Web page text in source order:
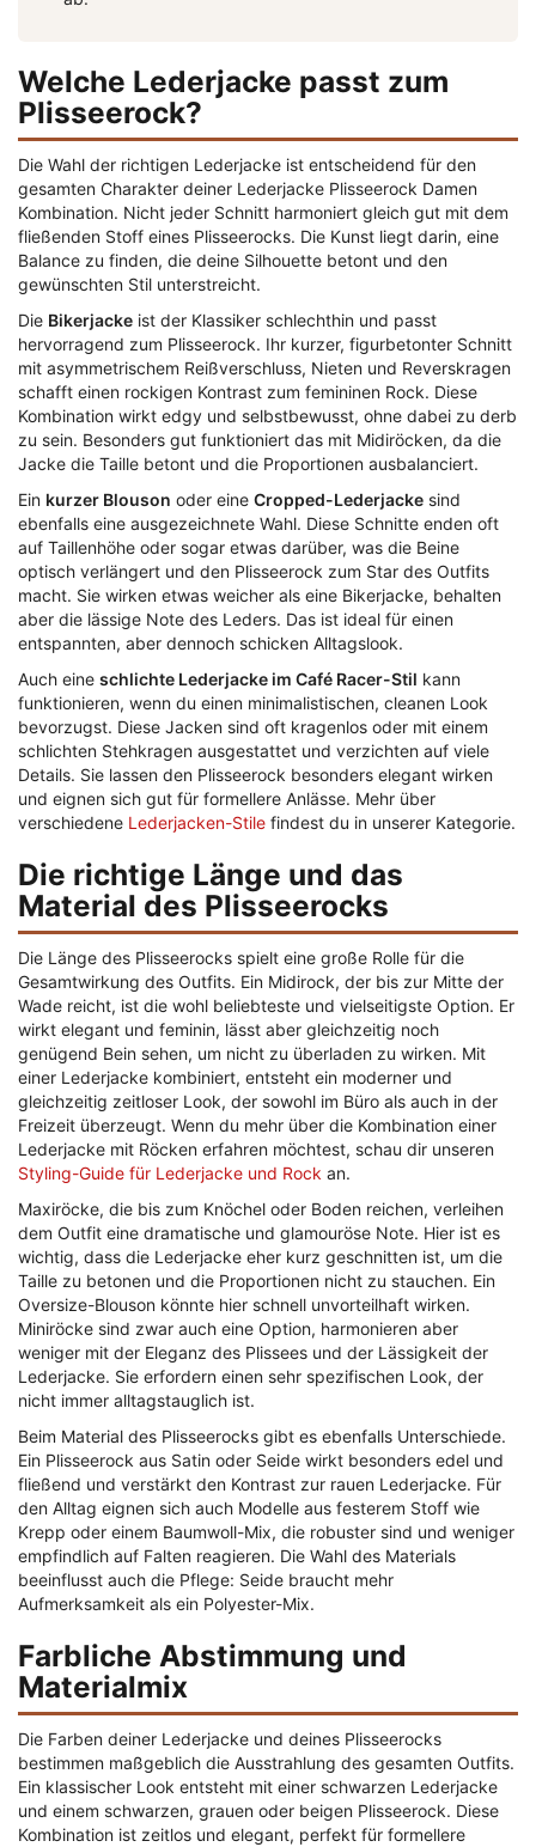
Welche Lederjacke passt zum
Plisseerock?
Die Wahl der richtigen Lederjacke ist entscheidend für den
gesamten Charakter deiner Lederjacke Plisseerock Damen
Kombination. Nicht jeder Schnitt harmoniert gleich gut mit dem
fließenden Stoff eines Plisseerocks. Die Kunst liegt darin, eine
Balance zu finden, die deine Silhouette betont und den
gewünschten Stil unterstreicht.
Die Bikerjacke ist der Klassiker schlechthin und passt
hervorragend zum Plisseerock. Ihr kurzer, figurbetonter Schnitt
mit asymmetrischem Reißverschluss, Nieten und Reverskragen
schafft einen rockigen Kontrast zum femininen Rock. Diese
Kombination wirkt edgy und selbstbewusst, ohne dabei zu derb
zu sein. Besonders gut funktioniert das mit Midiröcken, da die
Jacke die Taille betont und die Proportionen ausbalanciert.
Ein kurzer Blouson oder eine Cropped-Lederjacke sind
ebenfalls eine ausgezeichnete Wahl. Diese Schnitte enden oft
auf Taillenhöhe oder sogar etwas darüber, was die Beine
optisch verlängert und den Plisseerock zum Star des Outfits
macht. Sie wirken etwas weicher als eine Bikerjacke, behalten
aber die lässige Note des Leders. Das ist ideal für einen
entspannten, aber dennoch schicken Alltagslook.
Auch eine schlichte Lederjacke im Café Racer-Stil kann
funktionieren, wenn du einen minimalistischen, cleanen Look
bevorzugst. Diese Jacken sind oft kragenlos oder mit einem
schlichten Stehkragen ausgestattet und verzichten auf viele
Details. Sie lassen den Plisseerock besonders elegant wirken
und eignen sich gut für formellere Anlässe. Mehr über
verschiedene Lederjacken-Stile findest du in unserer Kategorie.
Die richtige Länge und das
Material des Plisseerocks
Die Länge des Plisseerocks spielt eine große Rolle für die
Gesamtwirkung des Outfits. Ein Midirock, der bis zur Mitte der
Wade reicht, ist die wohl beliebteste und vielseitigste Option. Er
wirkt elegant und feminin, lässt aber gleichzeitig noch
genügend Bein sehen, um nicht zu überladen zu wirken. Mit
einer Lederjacke kombiniert, entsteht ein moderner und
gleichzeitig zeitloser Look, der sowohl im Büro als auch in der
Freizeit überzeugt. Wenn du mehr über die Kombination einer
Lederjacke mit Röcken erfahren möchtest, schau dir unseren
Styling-Guide für Lederjacke und Rock an.
Maxiröcke, die bis zum Knöchel oder Boden reichen, verleihen
dem Outfit eine dramatische und glamouröse Note. Hier ist es
wichtig, dass die Lederjacke eher kurz geschnitten ist, um die
Taille zu betonen und die Proportionen nicht zu stauchen. Ein
Oversize-Blouson könnte hier schnell unvorteilhaft wirken.
Miniröcke sind zwar auch eine Option, harmonieren aber
weniger mit der Eleganz des Plissees und der Lässigkeit der
Lederjacke. Sie erfordern einen sehr spezifischen Look, der
nicht immer alltagstauglich ist.
Beim Material des Plisseerocks gibt es ebenfalls Unterschiede.
Ein Plisseerock aus Satin oder Seide wirkt besonders edel und
fließend und verstärkt den Kontrast zur rauen Lederjacke. Für
den Alltag eignen sich auch Modelle aus festerem Stoff wie
Krepp oder einem Baumwoll-Mix, die robuster sind und weniger
empfindlich auf Falten reagieren. Die Wahl des Materials
beeinflusst auch die Pflege: Seide braucht mehr
Aufmerksamkeit als ein Polyester-Mix.
Farbliche Abstimmung und
Materialmix
Die Farben deiner Lederjacke und deines Plisseerocks
bestimmen maßgeblich die Ausstrahlung des gesamten Outfits.
Ein klassischer Look entsteht mit einer schwarzen Lederjacke
und einem schwarzen, grauen oder beigen Plisseerock. Diese
Kombination ist zeitlos und elegant, perfekt für formellere